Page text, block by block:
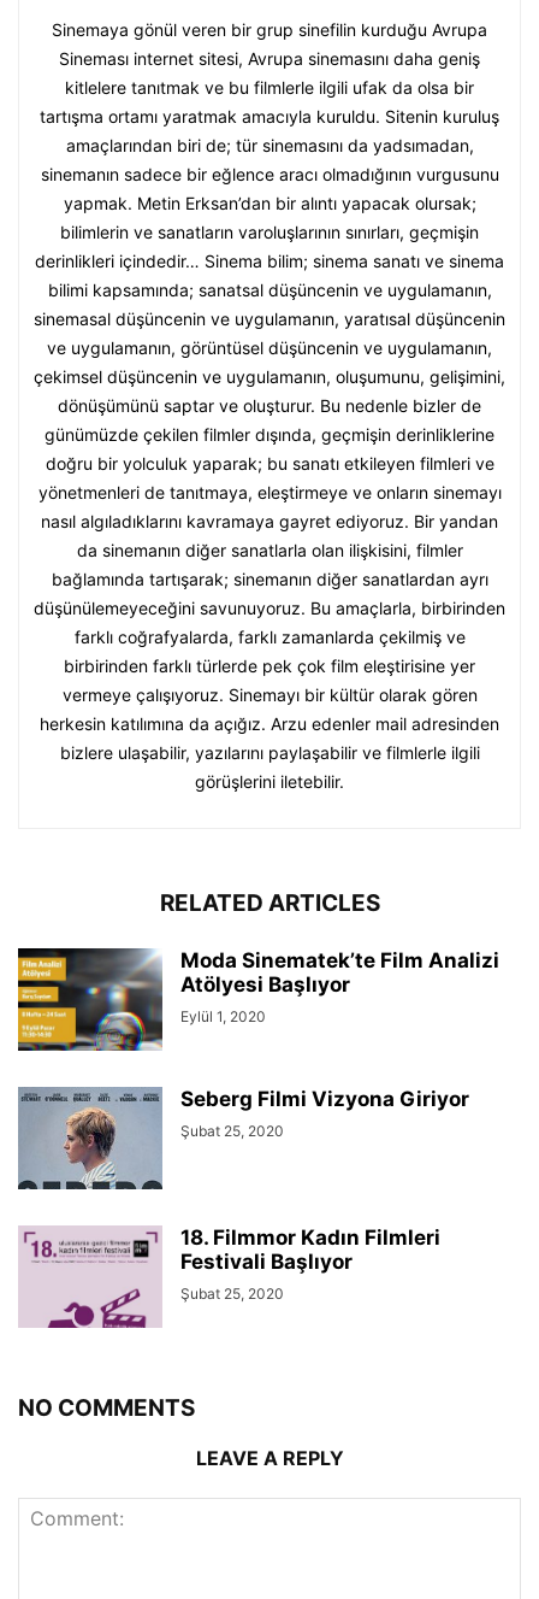
Sinemaya gönül veren bir grup sinefilin kurduğu Avrupa
Sineması internet sitesi, Avrupa sinemasını daha geniş
kitlelere tanıtmak ve bu filmlerle ilgili ufak da olsa bir
tartışma ortamı yaratmak amacıyla kuruldu. Sitenin kuruluş
amaçlarından biri de; tür sinemasını da yadsımadan,
sinemanın sadece bir eğlence aracı olmadığının vurgusunu
yapmak. Metin Erksan’dan bir alıntı yapacak olursak;
bilimlerin ve sanatların varoluşlarının sınırları, geçmişin
derinlikleri içindedir… Sinema bilim; sinema sanatı ve sinema
bilimi kapsamında; sanatsal düşüncenin ve uygulamanın,
sinemasal düşüncenin ve uygulamanın, yaratısal düşüncenin
ve uygulamanın, görüntüsel düşüncenin ve uygulamanın,
çekimsel düşüncenin ve uygulamanın, oluşumunu, gelişimini,
dönüşümünü saptar ve oluşturur. Bu nedenle bizler de
günümüzde çekilen filmler dışında, geçmişin derinliklerine
doğru bir yolculuk yaparak; bu sanatı etkileyen filmleri ve
yönetmenleri de tanıtmaya, eleştirmeye ve onların sinemayı
nasıl algıladıklarını kavramaya gayret ediyoruz. Bir yandan
da sinemanın diğer sanatlarla olan ilişkisini, filmler
bağlamında tartışarak; sinemanın diğer sanatlardan ayrı
düşünülemeyeceğini savunuyoruz. Bu amaçlarla, birbirinden
farklı coğrafyalarda, farklı zamanlarda çekilmiş ve
birbirinden farklı türlerde pek çok film eleştirisine yer
vermeye çalışıyoruz. Sinemayı bir kültür olarak gören
herkesin katılımına da açığız. Arzu edenler mail adresinden
bizlere ulaşabilir, yazılarını paylaşabilir ve filmlerle ilgili
görüşlerini iletebilir.
RELATED ARTICLES
Moda Sinematek’te Film Analizi
Atölyesi Başlıyor
Eylül 1, 2020
Seberg Filmi Vizyona Giriyor
Şubat 25, 2020
18. Filmmor Kadın Filmleri
Festivali Başlıyor
Şubat 25, 2020
NO COMMENTS
LEAVE A REPLY